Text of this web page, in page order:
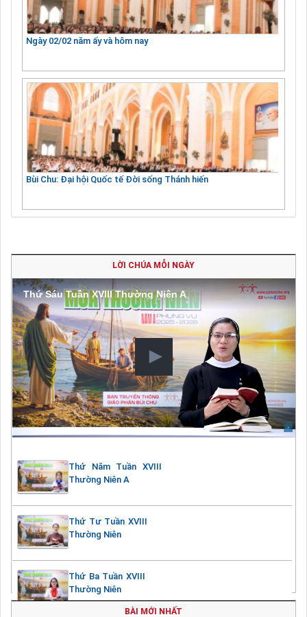
Ngày 02/02 năm ấy và hôm nay
Bùi Chu: Đại hội Quốc tế Đời sống Thánh hiến
LỜI CHÚA MỖI NGÀY
Thứ Sáu Tuần XVIII Thường Niên A
Thứ Năm Tuần XVIII
Thường Niên A
Thứ Tư Tuần XVIII
Thường Niên
Thứ Ba Tuần XVIII
Thường Niên
BÀI MỚI NHẤT